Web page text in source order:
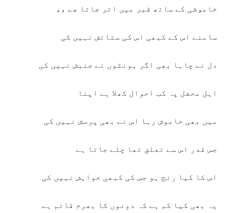
خاموشی کے ساتھ قبر میں اتر جاتا ھے ،،
سامنے اس کے کبھی اس کی ستائش نہیں کی
دل نے چاہا بھی اگر ہونٹوں نے جنبش نہیں کی
اہل محفل پہ کب احوال کھلا ہے اپنا
میں بھی خاموش رہا اس نے بھی پرسش نہیں کی
جس قدر اس سے تعلق تھا چلے جاتا ہے
اس کا کیا رنج ہو جس کی کبھی خواہش نہیں کی
یہ بھی کیا کم ہے کہ دونوں کا بھرم قائم ہے